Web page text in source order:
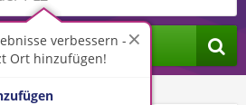
verbessern -
Ort hinzufügen!
finden
System-Management